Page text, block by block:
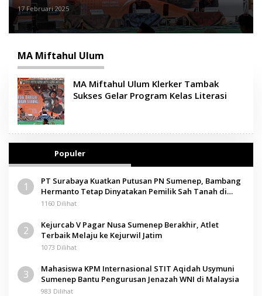
17 Februari 2025
MA Miftahul Ulum
MA Miftahul Ulum Klerker Tambak
Sukses Gelar Program Kelas Literasi
Populer
1
PT Surabaya Kuatkan Putusan PN Sumenep, Bambang
Hermanto Tetap Dinyatakan Pemilik Sah Tanah di
Pamolokan
1160 Dilihat
2
Kejurcab V Pagar Nusa Sumenep Berakhir, Atlet
Terbaik Melaju ke Kejurwil Jatim
1073 Dilihat
3
Mahasiswa KPM Internasional STIT Aqidah Usymuni
Sumenep Bantu Pengurusan Jenazah WNI di Malaysia
983 Dilihat